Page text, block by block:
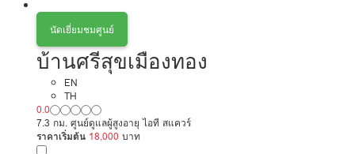
นัดเยี่ยมชมศูนย์
บ้านศรีสุขเมืองทอง
EN
TH
0.0
7.3 กม. ศูนย์ดูแลผู้สูงอายุ ไอที สแควร์
ราคาเริ่มต้น 18,000 บาท